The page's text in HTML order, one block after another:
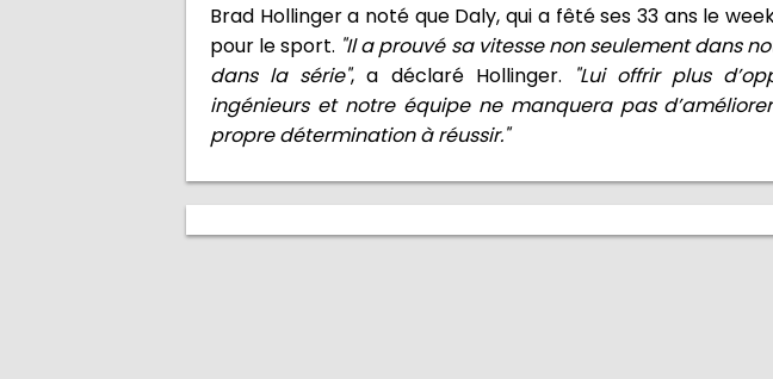
Brad Hollinger a noté que Daly, qui a fêté ses 33 ans le
pour le sport. "Il a prouvé sa vitesse non seulement dans
dans la série", a déclaré Hollinger.
"Lui offrir plus
ingénieurs et notre équipe ne manquera pas
propre détermination à réussir."